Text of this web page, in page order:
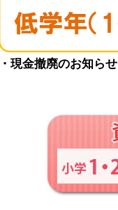
・現金撤廃のお知らせ